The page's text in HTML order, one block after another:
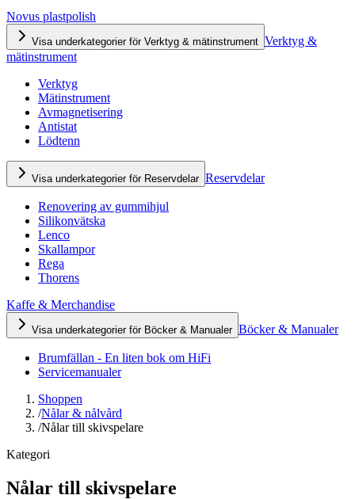
Novus plastpolish
Visa underkategorier för Verktyg & mätinstrument Verktyg &
mätinstrument
Verktyg
Mätinstrument
Avmagnetisering
Antistat
Lödtenn
Visa underkategorier för Reservdelar Reservdelar
Renovering av gummihjul
Silikonvätska
Lenco
Skallampor
Rega
Thorens
Kaffe & Merchandise
Visa underkategorier för Böcker & Manualer Böcker & Manualer
Brumfällan - En liten bok om HiFi
Servicemanualer
Shoppen
/Nålar & nålvård
/Nålar till skivspelare
Kategori
Nålar till skivspelare